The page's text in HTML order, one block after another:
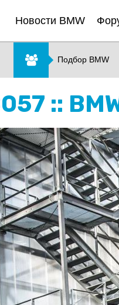
Новости BMW
Подбор BMW
::